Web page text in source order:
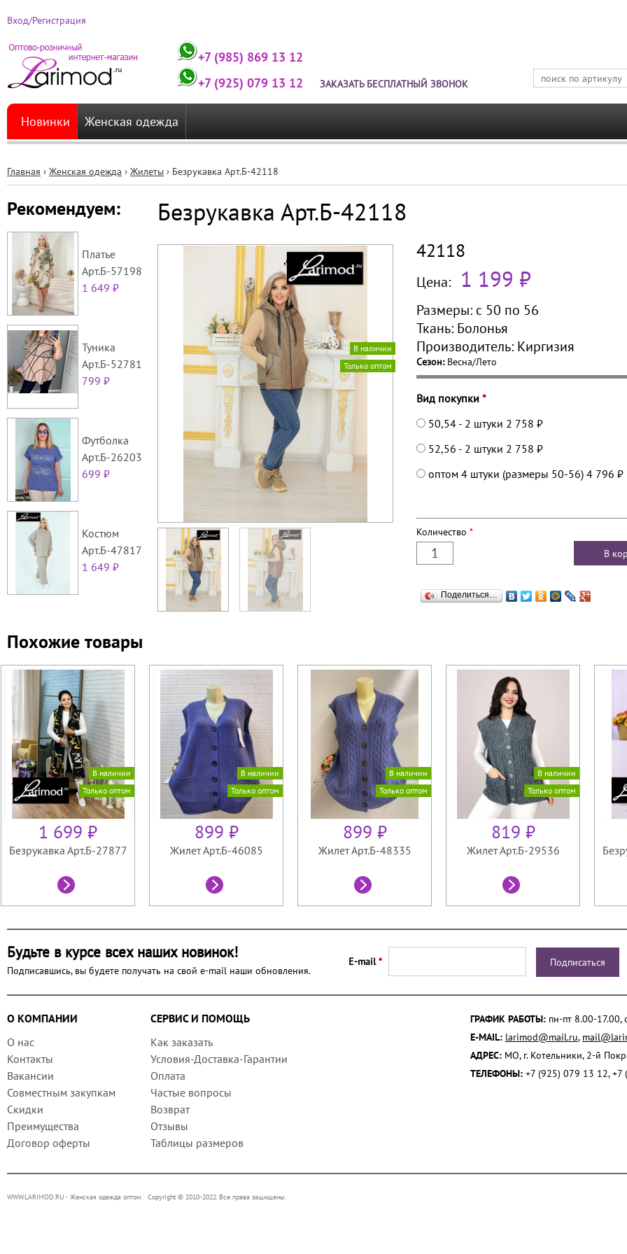
Вход/Регистрация
+7 (985) 869 13 12
+7 (925) 079 13 12
ЗАКАЗАТЬ БЕСПЛАТНЫЙ ЗВОНОК
Новинки Женская одежда
Главная › Женская одежда › Жилеты › Безрукавка Арт.Б-42118
Рекомендуем:
Платье
Арт.Б-57198
1 649 ₽
Туника
Арт.Б-52781
799 ₽
Футболка
Арт.Б-26203
699 ₽
Костюм
Арт.Б-47817
1 649 ₽
Безрукавка Арт.Б-42118
Только оптом
В наличии
42118
Цена: 1 199 ₽
Размеры: с 50 по 56
Ткань: Болонья
Производитель: Киргизия
Сезон: Весна/Лето
Вид покупки *
50,54 - 2 штуки 2 758 ₽
52,56 - 2 штуки 2 758 ₽
оптом 4 штуки (размеры 50-56) 4 796 ₽
Количество *
Поделиться…
Похожие товары
В наличии
Только оптом
1 699 ₽
Безрукавка Арт.Б-27877
В наличии
Только оптом
899 ₽
Жилет Арт.Б-46085
В наличии
Только оптом
899 ₽
Жилет Арт.Б-48335
В наличии
Только оптом
819 ₽
Жилет Арт.Б-29536
Будьте в курсе всех наших новинок!
Подписавшись, вы будете получать на свой e-mail наши обновления.
E-mail*
О КОМПАНИИ
СЕРВИС И ПОМОЩЬ
О нас
Контакты
Вакансии
Совместным закупкам
Скидки
Преимущества
Договор оферты
Как заказать
Условия-Доставка-Гарантии
Оплата
Частые вопросы
Возврат
Отзывы
Таблицы размеров
ГРАФИК РАБОТЫ: пн-пт 8.00-17.00,
E-MAIL: larimod@mail.ru,
АДРЕС: МО, г. Котельники, 2-й
ТЕЛЕФОНЫ: +7 (925) 079 13 12,
WWW.LARIMOD.RU - Женская одежда оптом. Copyright © 2010-2022. Все права защищены.